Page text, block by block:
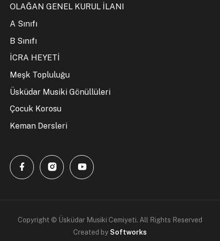
OLAĞAN GENEL KURUL İLANI
A Sınıfı
B Sınıfı
İCRA HEYETİ
Meşk Topluluğu
Üsküdar Musiki Gönüllüleri
Çocuk Korosu
Keman Dersleri
Copyright © Üsküdar Musiki Cemiyeti. All Rights Reserved
Created bySoftworks